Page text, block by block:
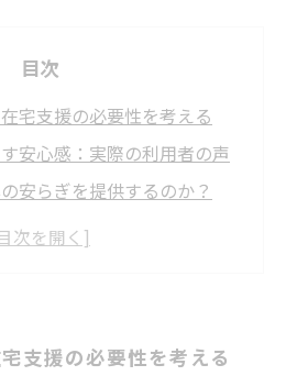
目次
宅支援の必要性を考える
安心感：実際の利用者の声
安らぎを提供するのか？
心できる環境の作り方
支援の必要性を考える